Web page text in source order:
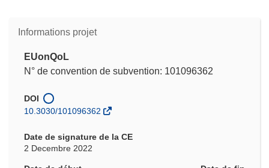
Informations projet
EUonQoL
N° de convention de subvention: 101096362
DOI
10.3030/101096362
Date de signature de la CE
2 Decembre 2022